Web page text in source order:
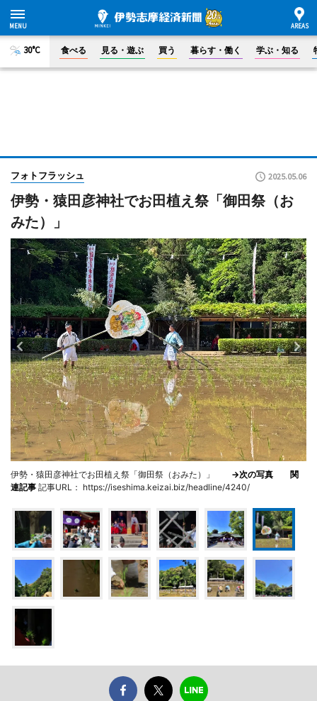
30°C 食べる 見る・遊ぶ 買う 暮らす・働く 学ぶ・知る
フォトフラッシュ 2025.05.06
伊勢・猿田彦神社でお田植え祭「御田祭（お
みた）」
伊勢・猿田彦神社でお田植え祭「御田祭（おみた）」 →次の写真
関
連記事 記事URL： https://iseshima.keizai.biz/headline/4240/